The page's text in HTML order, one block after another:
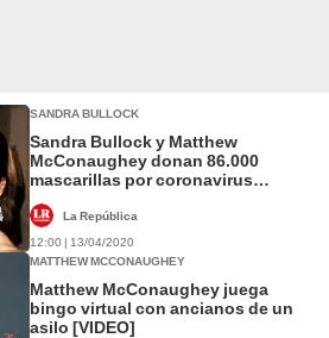
SANDRA BULLOCK
Sandra Bullock y Matthew
McConaughey donan 86.000
mascarillas por coronavirus
La República
12:00 | 13/04/2020
MATTHEW MCCONAUGHEY
Matthew McConaughey juega
bingo virtual con ancianos de un
asilo [VIDEO]